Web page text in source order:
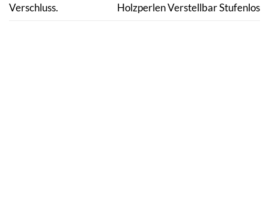
Verschluss. Holzperlen Verstellbar Stufenlos.